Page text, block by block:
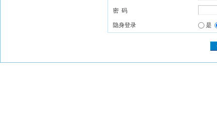
密 码
隐身登录 是